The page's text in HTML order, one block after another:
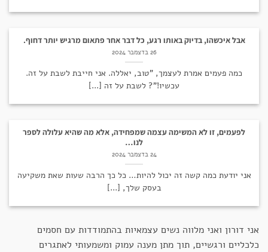
אבל איכשהו, בדיוק באותו רגע, כל דבר אחר פתאום מרגיש יותר דחוף.
26 בדצמבר 2024
כמה פעמים אמרת לעצמך, "טוב, יאללה. אני חייבת לשבת על זה.
עכשיו!"? לשבת על זה [...]
לפעמים, זו לא המשימה עצמה שמפחידה, אלא מה שהיא עלולה לספר
לנו…
24 בדצמבר 2024
אני יודעת כמה קשה זה יכול להיות… כל כך הרבה שעות שאת משקיעה
בעסק שלך, [...]
אני דורון ואני מלווה נשים עצמאיות בהתמודדות עם חסמים
כלכליים ורגשיים, תוך מתן מענה עמוק ומשמעותי לאתגרים